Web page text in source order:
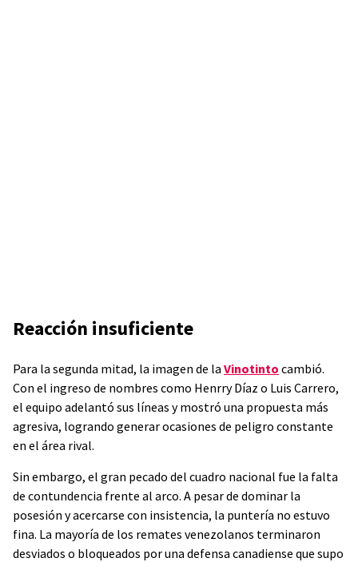
Reacción insuficiente
Para la segunda mitad, la imagen de la Vinotinto cambió.
Con el ingreso de nombres como Henrry Díaz o Luis Carrero,
el equipo adelantó sus líneas y mostró una propuesta más
agresiva, logrando generar ocasiones de peligro constante
en el área rival.
Sin embargo, el gran pecado del cuadro nacional fue la falta
de contundencia frente al arco. A pesar de dominar la
posesión y acercarse con insistencia, la puntería no estuvo
fina. La mayoría de los remates venezolanos terminaron
desviados o bloqueados por una defensa canadiense que supo